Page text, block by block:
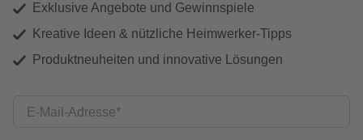
Exklusive Angebote und Gewinnspiele
Kreative Ideen & nützliche Heimwerker-Tipps
Produktneuheiten und innovative Lösungen
E-Mail-Adresse